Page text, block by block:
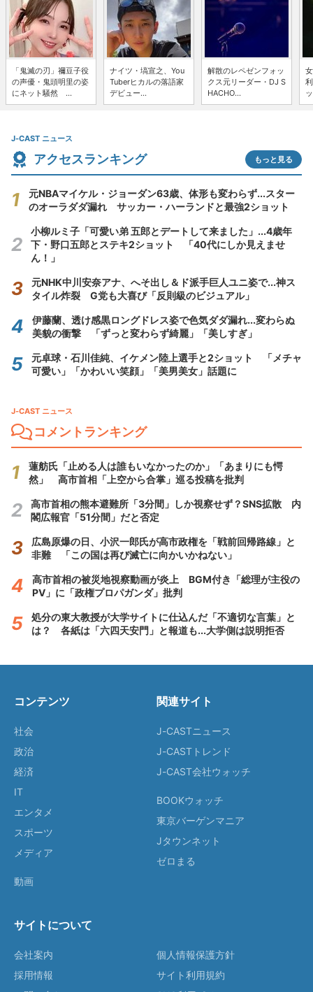
「鬼滅の刃」禰豆子役
の声優・鬼頭明里の姿
にネット騒然 ...
ナイツ・塙宣之、You
Tuberヒカルの落語家
デビュー...
解散のレペゼンフォッ
クス元リーダー・DJ S
HACHO...
J-CAST ニュース
アクセスランキング もっと見る
元NBAマイケル・ジョーダン63歳、体形も変わらず...スター
のオーラダダ漏れ サッカー・ハーランドと最強2ショット
小柳ルミ子「可愛い弟 五郎とデートして来ました」...4歳年
下・野口五郎とステキ2ショット 「40代にしか見えませ
ん！」
元NHK中川安奈アナ、へそ出し＆ド派手巨人ユニ姿で...神ス
タイル炸裂 G党も大喜び「反則級のビジュアル」
伊藤蘭、透け感黒ロングドレス姿で色気ダダ漏れ...変わらぬ
美貌の衝撃 「ずっと変わらず綺麗」「美しすぎ」
元卓球・石川佳純、イケメン陸上選手と2ショット 「メチャ
可愛い」「かわいい笑顔」「美男美女」話題に
J-CAST ニュース
コメントランキング
蓮舫氏「止める人は誰もいなかったのか」「あまりにも愕
然」 高市首相「上空から合掌」巡る投稿を批判
高市首相の熊本避難所「3分間」しか視察せず？SNS拡散 内
閣広報官「51分間」だと否定
広島原爆の日、小沢一郎氏が高市政権を「戦前回帰路線」と
非難 「この国は再び滅亡に向かいかねない」
高市首相の被災地視察動画が炎上 BGM付き「総理が主役の
PV」に「政権プロパガンダ」批判
処分の東大教授が大学サイトに仕込んだ「不適切な言葉」と
は？ 各紙は「六四天安門」と報道も...大学側は説明拒否
コンテンツ
社会
政治
経済
IT
エンタメ
スポーツ
メディア
動画
関連サイト
J-CASTニュース
J-CASTトレンド
J-CAST会社ウォッチ
BOOKウォッチ
東京バーゲンマニア
Jタウンネット
ゼロまる
サイトについて
会社案内
採用情報
個人情報保護方針
サイト利用規約